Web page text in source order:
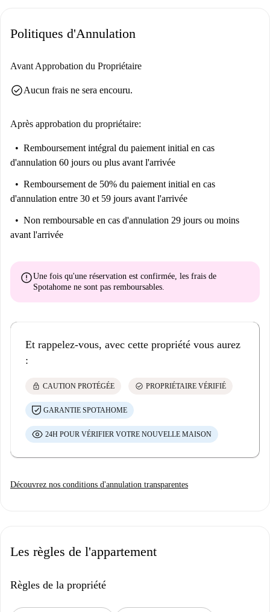
Politiques d'Annulation
Avant Approbation du Propriétaire
check_circleAucun frais ne sera encouru.
Après approbation du propriétaire:
Remboursement intégral du paiement initial en cas
d'annulation 60 jours ou plus avant l'arrivée
Remboursement de 50% du paiement initial en cas
d'annulation entre 30 et 59 jours avant l'arrivée
Non remboursable en cas d'annulation 29 jours ou moins
avant l'arrivée
errorUne fois qu'une réservation est confirmée, les frais de
Spotahome ne sont pas remboursables
Et rappelez-vous, avec cette propriété vous aurez
:
lock CAUTION PROTÉGÉE check_circle PROPRIÉTAIRE VÉRIFIÉ
GARANTIE SPOTAHOME
24H POUR VÉRIFIER VOTRE NOUVELLE MAISON
Découvrez nos conditions d'annulation transparentes
Les règles de l'appartement
Règles de la propriété